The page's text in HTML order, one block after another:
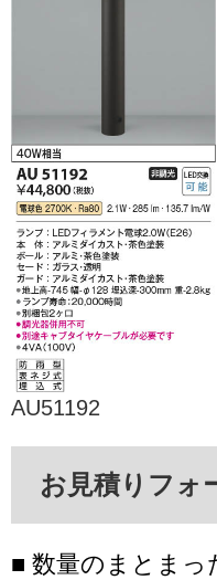
AU51192
お見積りフォ
■ 数量のまとまっ